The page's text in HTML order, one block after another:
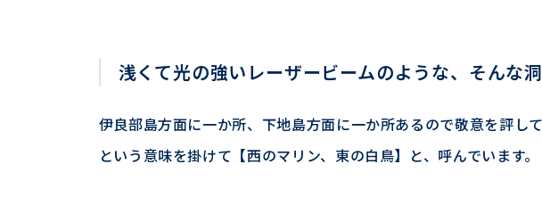
浅くて光の強いレーザービームのような、そんな
伊良部島方面に一か所、下地島方面に一か所あるので敬意を評し
という意味を掛けて【西のマリン、東の白鳥】と、呼んでいます。